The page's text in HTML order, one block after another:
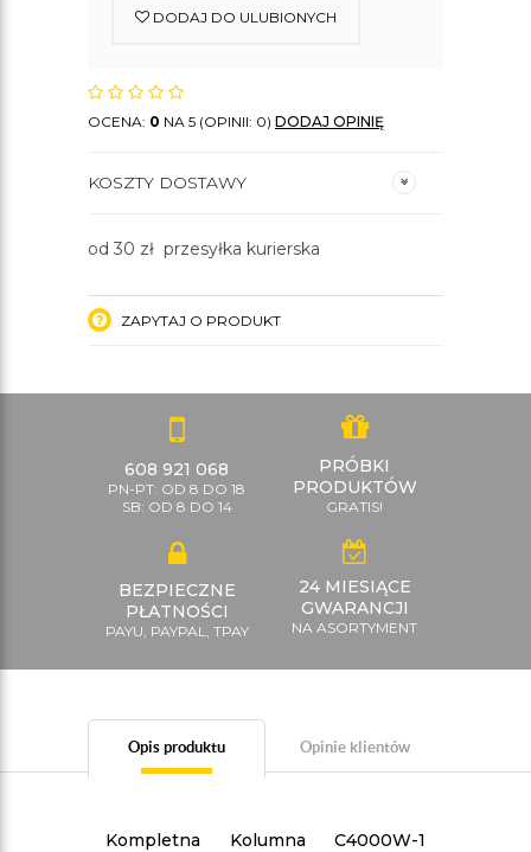
DODAJ DO ULUBIONYCH
OCENA: 0 NA 5 (OPINII: 0) DODAJ OPINIĘ
KOSZTY DOSTAWY
od 30 zł przesyłka kurierska
ZAPYTAJ O PRODUKT
608 921 068
PN-PT: OD 8 DO 18
SB: OD 8 DO 14
PRÓBKI
PRODUKTÓW
GRATIS!
BEZPIECZNE
PŁATNOŚCI
PAYU, PAYPAL, TPAY
24 MIESIĄCE
GWARANCJI
NA ASORTYMENT
Opis produktu Opinie klientów
Kompletna Kolumna C4000W-1